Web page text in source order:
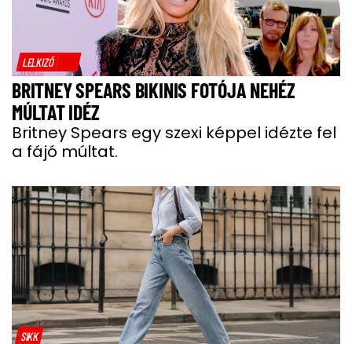
LELKIZŐ
BRITNEY SPEARS BIKINIS FOTÓJA NEHÉZ
MÚLTAT IDÉZ
Britney Spears egy szexi képpel idézte fel
a fájó múltat.
SIKK